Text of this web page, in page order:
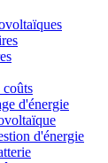
coûts
d'énergie
d'énergie